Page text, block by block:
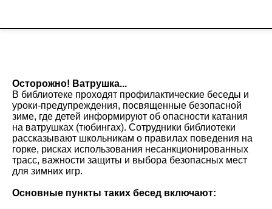
Осторожно! Ватрушка...
В библиотеке проходят профилактические беседы и
уроки-предупреждения, посвященные безопасной
зиме, где детей информируют об опасности катания
на ватрушках (тюбингах). Сотрудники библиотеки
рассказывают школьникам о правилах поведения на
горке, рисках использования несанкционированных
трасс, важности защиты и выбора безопасных мест
для зимних игр.
Основные пункты таких бесед включают: